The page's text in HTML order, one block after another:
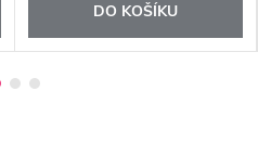
DO KOŠÍKU